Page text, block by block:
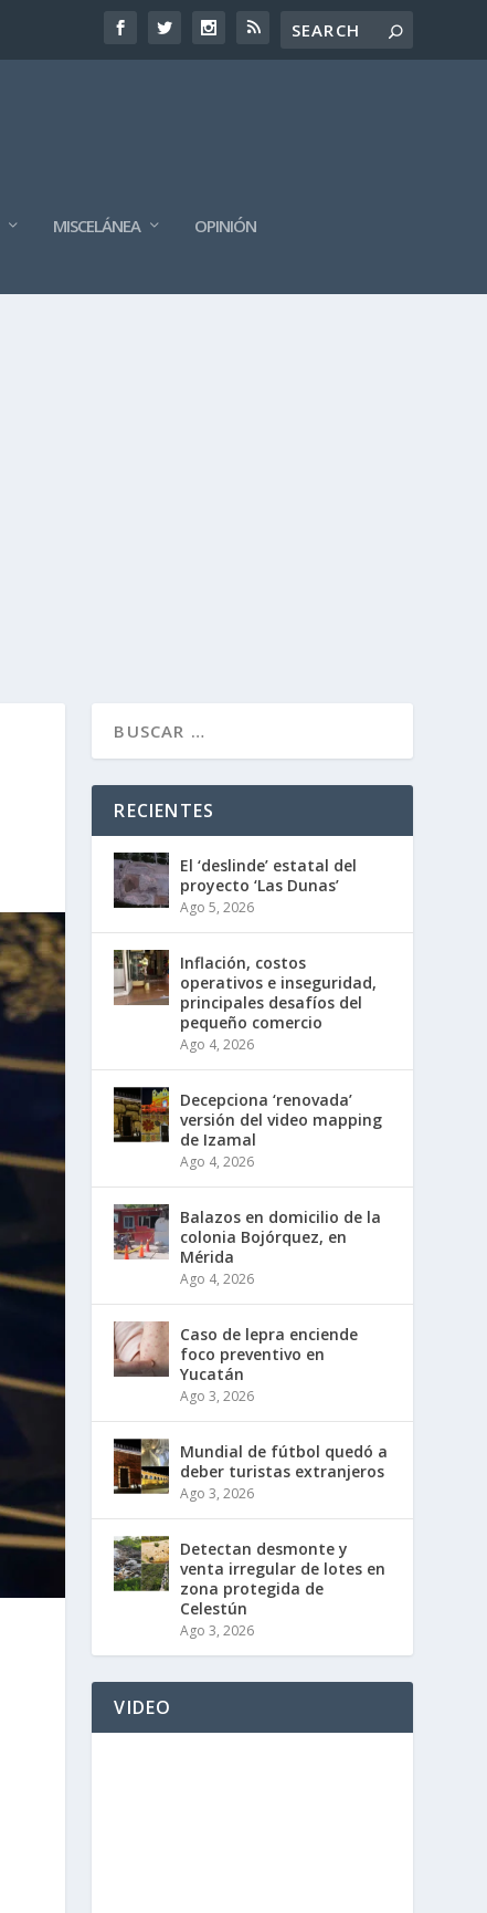
MISCELÁNEA OPINIÓN
RECIENTES
El ‘deslinde’ estatal del
proyecto ‘Las Dunas’
Ago 5, 2026
Inflación, costos
operativos e inseguridad,
principales desafíos del
pequeño comercio
Ago 4, 2026
Decepciona ‘renovada’
versión del video mapping
de Izamal
Ago 4, 2026
Balazos en domicilio de la
colonia Bojórquez, en
Mérida
Ago 4, 2026
Caso de lepra enciende
foco preventivo en
Yucatán
Ago 3, 2026
Mundial de fútbol quedó a
deber turistas extranjeros
Ago 3, 2026
Detectan desmonte y
venta irregular de lotes en
zona protegida de
Celestún
Ago 3, 2026
VIDEO